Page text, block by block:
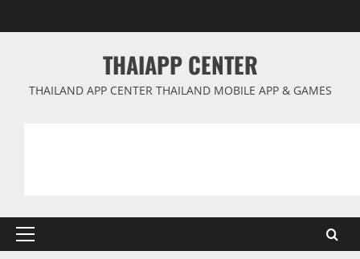
to
THAIAPP CENTER
THAILAND APP CENTER THAILAND MOBILE APP & GAMES
Primary